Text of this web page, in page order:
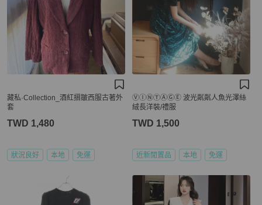
藏私·Collection_酒紅摺皺西服古著外
套
TWD 1,480
狀況良好 本地 免運
ⓋⒾⓃⓉⒶⒼⒺ 波光粼粼人魚光澤絲
絨長洋裝/禮服
TWD 1,500
近新閒置品 本地 免運